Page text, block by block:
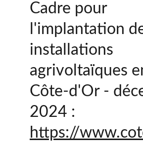
Cadre pour
l'implantation
installations
agrivoltaïques
Côte-d'Or -
2024 :
https://